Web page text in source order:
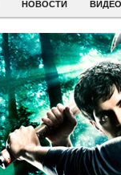
НОВОСТИ ВИДЕО